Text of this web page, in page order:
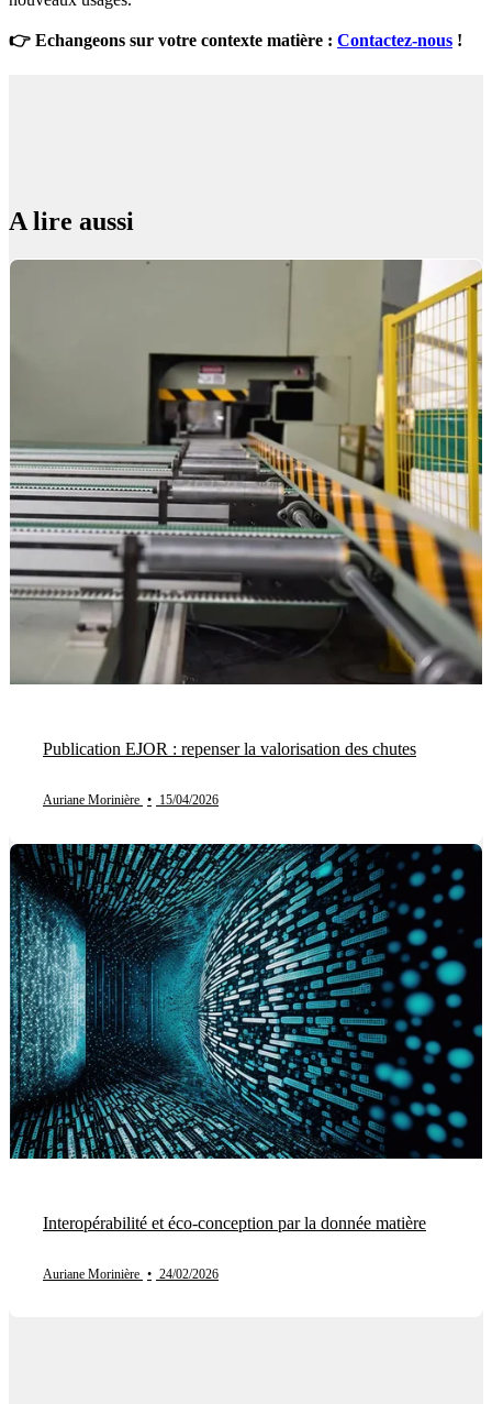
👉 Echangeons sur votre contexte matière : Contactez-nous !
A lire aussi
Publication EJOR : repenser la valorisation des chutes
Auriane Morinière • 15/04/2026
Interopérabilité et éco‑conception par la donnée matière
Auriane Morinière • 24/02/2026